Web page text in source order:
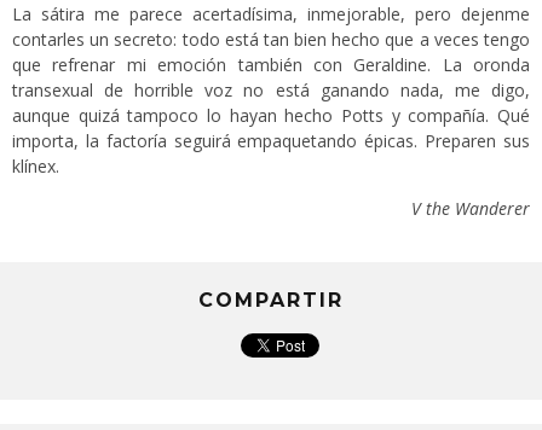
La sátira me parece acertadísima, inmejorable, pero dejenme
contarles un secreto: todo está tan bien hecho que a veces tengo
que refrenar mi emoción también con Geraldine. La oronda
transexual de horrible voz no está ganando nada, me digo,
aunque quizá tampoco lo hayan hecho Potts y compañía. Qué
importa, la factoría seguirá empaquetando épicas. Preparen sus
klínex.
V the Wanderer
COMPARTIR